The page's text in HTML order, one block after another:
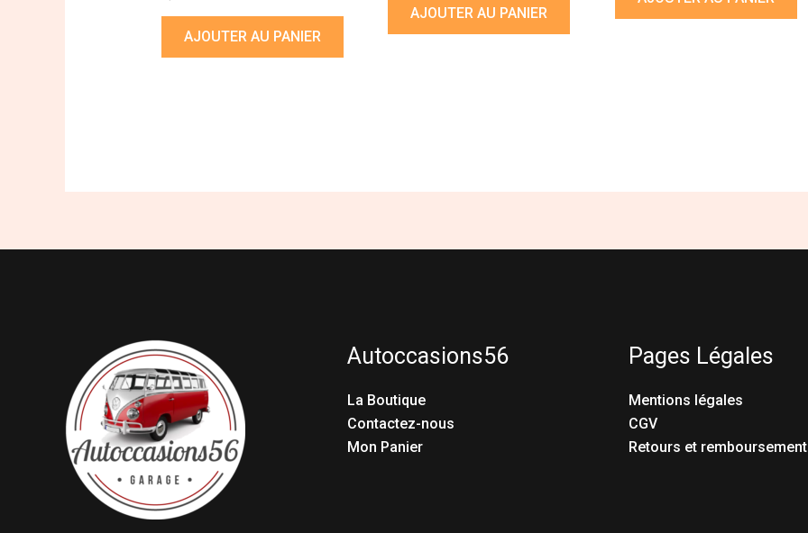
AJOUTER AU PANIER
AJOUTER AU PANIER
Autoccasions56
La Boutique
Contactez-nous
Mon Panier
Pages Légales
Mentions légales
CGV
Retours et